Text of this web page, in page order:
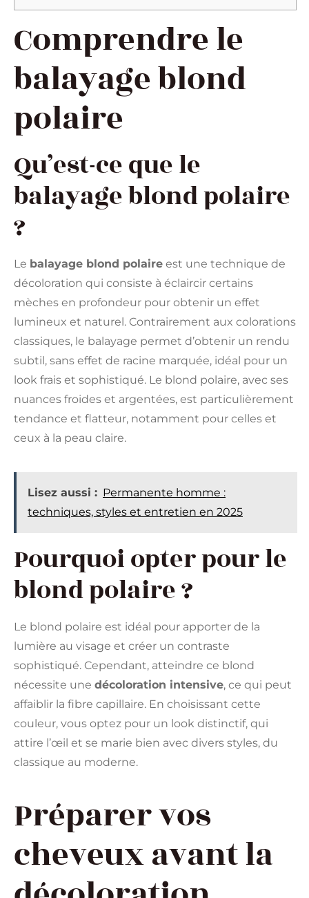
Comprendre le
balayage blond
polaire
Qu’est-ce que le
balayage blond polaire
?
Le balayage blond polaire est une technique de
décoloration qui consiste à éclaircir certains
mèches en profondeur pour obtenir un effet
lumineux et naturel. Contrairement aux colorations
classiques, le balayage permet d’obtenir un rendu
subtil, sans effet de racine marquée, idéal pour un
look frais et sophistiqué. Le blond polaire, avec ses
nuances froides et argentées, est particulièrement
tendance et flatteur, notamment pour celles et
ceux à la peau claire.
Lisez aussi : Permanente homme :
techniques, styles et entretien en 2025
Pourquoi opter pour le
blond polaire ?
Le blond polaire est idéal pour apporter de la
lumière au visage et créer un contraste
sophistiqué. Cependant, atteindre ce blond
nécessite une décoloration intensive, ce qui peut
affaiblir la fibre capillaire. En choisissant cette
couleur, vous optez pour un look distinctif, qui
attire l’œil et se marie bien avec divers styles, du
classique au moderne.
Préparer vos
cheveux avant la